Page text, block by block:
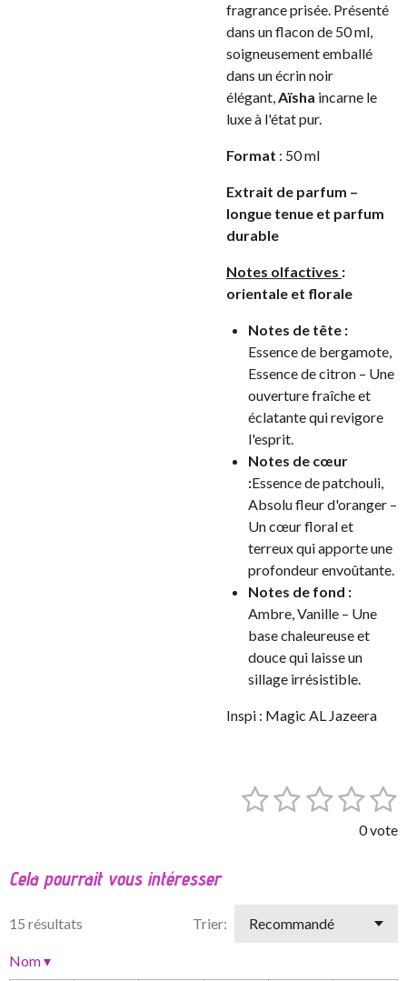
fragrance prisée. Présenté
dans un flacon de 50 ml,
soigneusement emballé
dans un écrin noir
élégant,Aïsha incarne le
luxe à l'état pur.
Format : 50 ml
Extrait de parfum –
longue tenue et parfum
durable
Notes olfactives :
orientale et florale
Notes de tête :
Essence de bergamote,
Essence de citron – Une
ouverture fraîche et
éclatante qui revigore
l'esprit.
Notes de cœur
:Essence de patchouli,
Absolu fleur d'oranger –
Un cœur floral et
terreux qui apporte une
profondeur envoûtante.
Notes de fond :
Ambre, Vanille – Une
base chaleureuse et
douce qui laisse un
sillage irrésistible.
Inspi : Magic AL Jazeera
u
t
o
1
e
2
i
e
3
i
e
4
e
5
é
i
e
v
0 vote
Cela pourrait vous intéresser
15 résultats Trier:
Nom▾